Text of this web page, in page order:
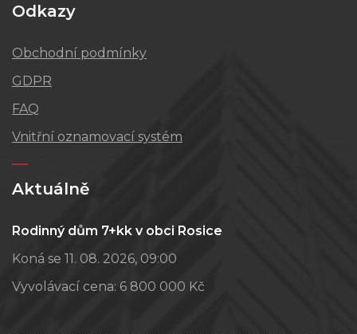
Odkazy
Obchodní podmínky
GDPR
FAQ
Vnitřní oznamovací systém
Aktuálně
Rodinný dům 7+kk v obci Rosice
Koná se 11. 08. 2026, 09:00
Vyvolávací cena: 6 800 000 Kč